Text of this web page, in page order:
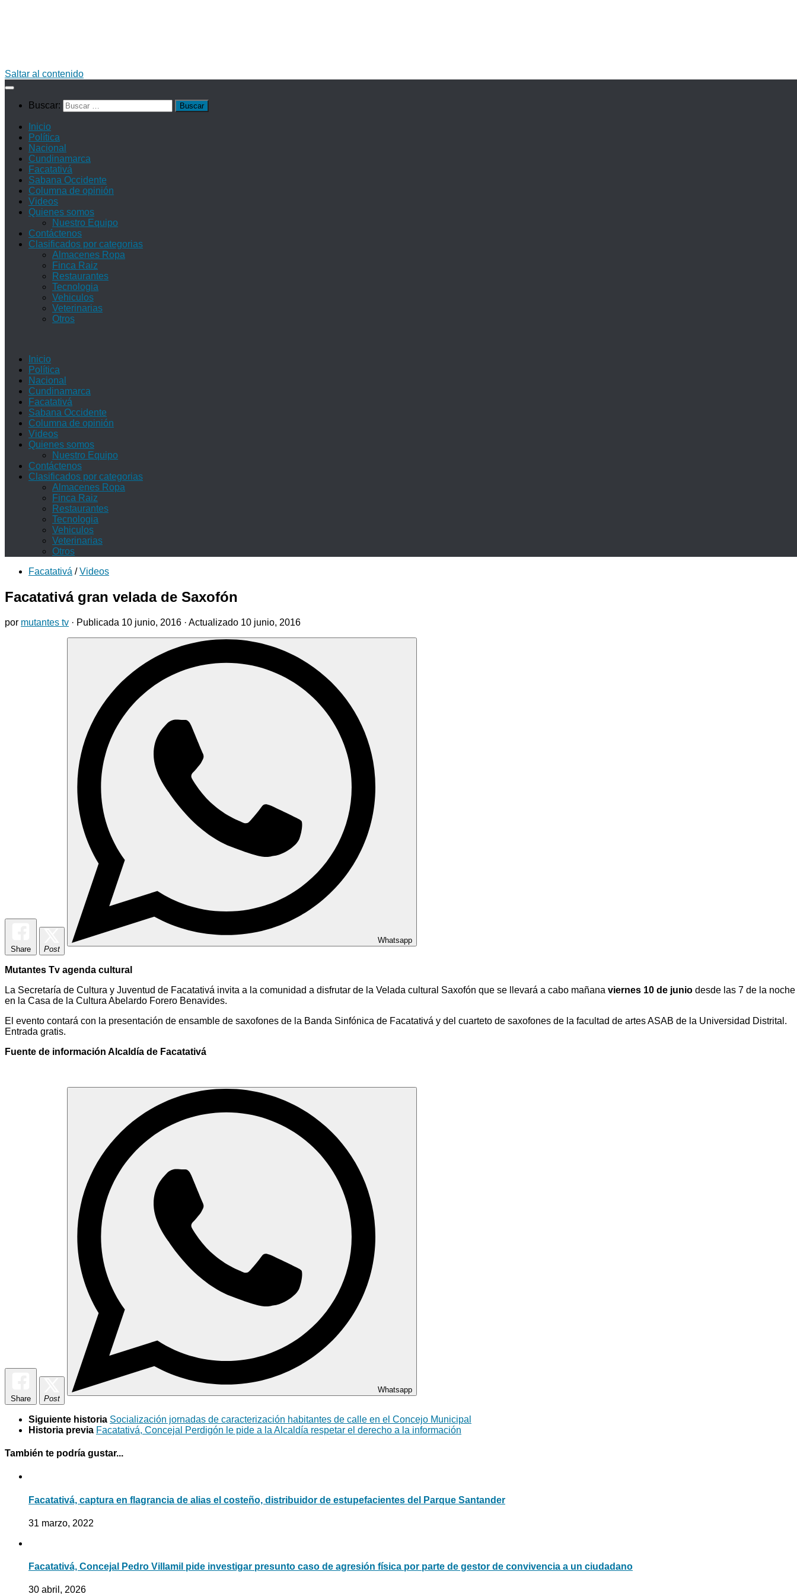
Saltar al contenido
Buscar:
Inicio
Política
Nacional
Cundinamarca
Facatativá
Sabana Occidente
Columna de opinión
Videos
Quienes somos
Nuestro Equipo
Contáctenos
Clasificados por categorias
Almacenes Ropa
Finca Raiz
Restaurantes
Tecnologia
Vehiculos
Veterinarias
Otros
Inicio
Política
Nacional
Cundinamarca
Facatativá
Sabana Occidente
Columna de opinión
Videos
Quienes somos
Nuestro Equipo
Contáctenos
Clasificados por categorias
Almacenes Ropa
Finca Raiz
Restaurantes
Tecnologia
Vehiculos
Veterinarias
Otros
Facatativá / Videos
Facatativá gran velada de Saxofón
por mutantes tv · Publicada 10 junio, 2016 · Actualizado 10 junio, 2016
Share Post
Whatsapp
Mutantes Tv agenda cultural
La Secretaría de Cultura y Juventud de Facatativá invita a la comunidad a disfrutar de la Velada cultural Saxofón que se llevará a cabo mañana viernes 10 de junio desde las 7 de la noche
en la Casa de la Cultura Abelardo Forero Benavides.
El evento contará con la presentación de ensamble de saxofones de la Banda Sinfónica de Facatativá y del cuarteto de saxofones de la facultad de artes ASAB de la Universidad Distrital.
Entrada gratis.
Fuente de información Alcaldía de Facatativá
Share Post
Whatsapp
Siguiente historia Socialización jornadas de caracterización habitantes de calle en el Concejo Municipal
Historia previa Facatativá, Concejal Perdigón le pide a la Alcaldía respetar el derecho a la información
También te podría gustar...
Facatativá, captura en flagrancia de alias el costeño, distribuidor de estupefacientes del Parque Santander
31 marzo, 2022
Facatativá, Concejal Pedro Villamil pide investigar presunto caso de agresión física por parte de gestor de convivencia a un ciudadano
30 abril, 2026